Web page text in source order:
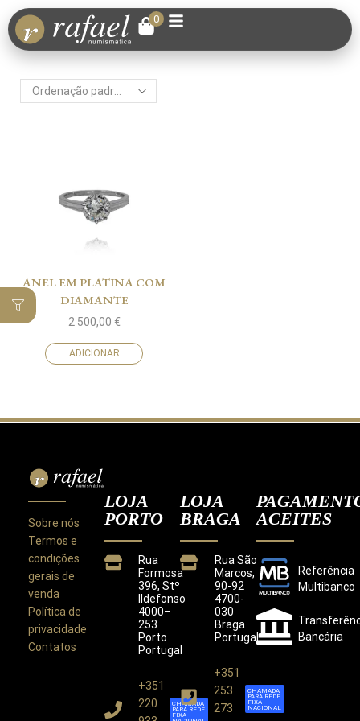
0
ANEL EM PLATINA COM
DIAMANTE
2 500,00 €
ADICIONAR
Este site utiliza cookies para melhorar a sua
Ao utilizar este site concorda com a nossaPolítica de
Sobre nós
Termos e
condições
gerais de
venda
Política de
privacidade
Contatos
LOJA
PORTO
Rua
Formosa
396, Stº
Ildefonso
4000–
253
Porto
Portugal
+351
220
CHAMADA
PARA REDE
FIXA
LOJA
BRAGA
Rua São
Marcos,
90-92
4700-
030
Braga
Portugal
+351
253
273
CHAMADA
PARA REDE
FIXA
NACIONAL
ACEITES
Referência
Multibanco
Bancária